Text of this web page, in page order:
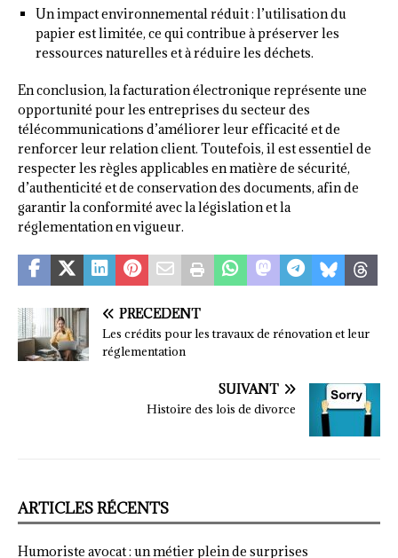
Un impact environnemental réduit : l’utilisation du
papier est limitée, ce qui contribue à préserver les
ressources naturelles et à réduire les déchets.
En conclusion, la facturation électronique représente une
opportunité pour les entreprises du secteur des
télécommunications d’améliorer leur efficacité et de
renforcer leur relation client. Toutefois, il est essentiel de
respecter les règles applicables en matière de sécurité,
d’authenticité et de conservation des documents, afin de
garantir la conformité avec la législation et la
réglementation en vigueur.
PRÉCÉDENT
Les crédits pour les travaux de rénovation et leur
réglementation
SUIVANT
Histoire des lois de divorce
ARTICLES RÉCENTS
Humoriste avocat : un métier plein de surprises